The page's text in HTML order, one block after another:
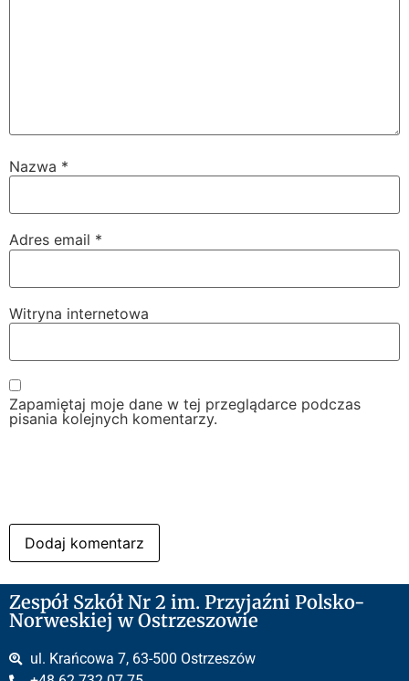
Nazwa *
Adres email *
Witryna internetowa
Zapamiętaj moje dane w tej przeglądarce podczas
pisania kolejnych komentarzy.
Zespół Szkół Nr 2 im. Przyjaźni Polsko-
Norweskiej w Ostrzeszowie
ul. Krańcowa 7, 63-500 Ostrzeszów